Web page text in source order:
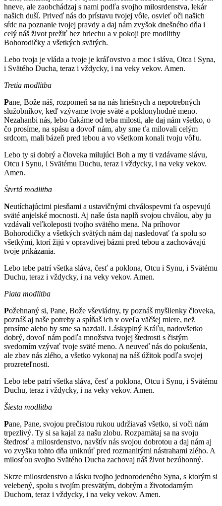
hneve, ale zaobchádzaj s nami podľa svojho milosrdenstva, lekár
našich duší. Priveď nás do prístavu tvojej vôle, osvieť oči našich
sŕdc na poznanie tvojej pravdy a daj nám zvyšok dnešného dňa i
celý náš život prežiť bez hriechu a v pokoji pre modlitby
Bohorodičky a všetkých svätých.
Lebo tvoja je vláda a tvoje je kráľovstvo a moc i sláva, Otca i Syna,
i Svätého Ducha, teraz i vždycky, i na veky vekov. Amen.
Tretia modlitba
Pane, Bože náš, rozpomeň sa na nás hriešnych a nepotrebných
služobníkov, keď vzývame tvoje sväté a poklonyhodné meno.
Nezahanbi nás, lebo čakáme od teba milosti, ale daj nám všetko, o
čo prosíme, na spásu a dovoľ nám, aby sme ťa milovali celým
srdcom, mali bázeň pred tebou a vo všetkom konali tvoju vôľu.
Lebo ty si dobrý a človeka milujúci Boh a my ti vzdávame slávu,
Otcu i Synu, i Svätému Duchu, teraz i vždycky, i na veky vekov.
Amen.
Štvrtá modlitba
Neutíchajúcimi piesňami a ustavičnými chválospevmi ťa ospevujú
sväté anjelské mocnosti. Aj naše ústa naplň svojou chválou, aby ju
vzdávali veľkoleposti tvojho svätého mena. Na príhovor
Bohorodičky a všetkých svätých nám daj nasledovať ťa spolu so
všetkými, ktorí žijú v opravdivej bázni pred tebou a zachovávajú
tvoje prikázania.
Lebo tebe patrí všetka sláva, česť a poklona, Otcu i Synu, i Svätému
Duchu, teraz i vždycky, i na veky vekov. Amen.
Piata modlitba
Požehnaný si, Pane, Bože vševládny, ty poznáš myšlienky človeka,
poznáš aj naše potreby a spĺňaš ich v oveľa väčšej miere, než
prosíme alebo by sme sa nazdali. Láskyplný Kráľu, nadovšetko
dobrý, dovoľ nám podľa množstva tvojej štedrosti s čistým
svedomím vzývať tvoje sväté meno. A neuveď nás do pokušenia,
ale zbav nás zlého, a všetko vykonaj na náš úžitok podľa svojej
prozreteľnosti.
Lebo tebe patrí všetka sláva, česť a poklona, Otcu i Synu, i Svätému
Duchu, teraz i vždycky, i na veky vekov. Amen.
Šiesta modlitba
Pane, Pane, svojou prečistou rukou udržiavaš všetko, si voči nám
trpezlivý. Ty si sa kajal za našu zlobu. Rozpamätaj sa na svoju
štedrosť a milosrdenstvo, navštív nás svojou dobrotou a daj nám aj
vo zvyšku tohto dňa uniknúť pred rozmanitými nástrahami zlého. A
milosťou svojho Svätého Ducha zachovaj náš život bezúhonný.
Skrze milosrdenstvo a lásku tvojho jednorodeného Syna, s ktorým si
velebený, spolu s tvojím presvätým, dobrým a životodarným
Duchom, teraz i vždycky, i na veky vekov. Amen.